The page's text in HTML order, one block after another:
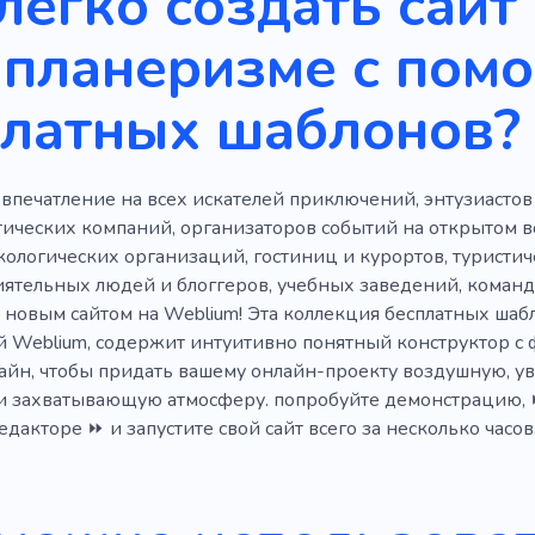
Прыжки с парашютом
Воздушный шар
Путешествие Туризм Страна
Способ
Инстатрип
Туроператор Отель Палатка
Выходные
Прокат Кайтсерфинг Надежность
Танзания
Средства Удобства
Дайвинг для
Индейка Гонка Боеприпасы
Полет Горючее Узлы Фото мест Лошади
Шаттл
с
шаблонов?
на всех искателей приключений,
компаний, организаторов событий на открытом
организаций, гостиниц и курортов,
людей и блоггеров, учебных заведений,
сайтом на Weblium! Эта коллекция бесплатных
Weblium, содержит интуитивно понятный конструктор
чтобы придать вашему онлайн-проекту воздушную,
атмосферу. попробуйте демонстрацию,
⏩ и запустите свой сайт всего за несколько